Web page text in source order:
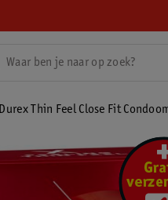
Durex Thin Feel Close Fit